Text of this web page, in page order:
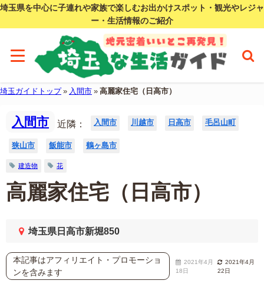
埼玉県を中心に子連れや家族で楽しむお出かけスポット・観光やレジャ
ー・生活情報のご紹介
埼玉ガイドトップ» 入間市 » 高麗家住宅（日高市）
入間市 近隣： 入間市 川越市 日高市 毛呂山町
狭山市 飯能市 鶴ヶ島市
建造物 花
高麗家住宅（日高市）
埼玉県日高市新堀850
本記事はアフィリエイト・プロモーショ
ンを含みます
2021年4月
18日
2021年4月
22日